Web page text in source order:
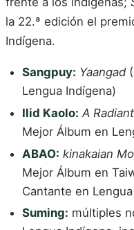
la 22.ª edición el
Indígena.
Sangpuy: Yaangad
Lengua Indígena)
Ilid Kaolo: A
Mejor Álbum en
ABAO: kinakaian
Mejor Álbum en
Cantante en
Suming: múltiples